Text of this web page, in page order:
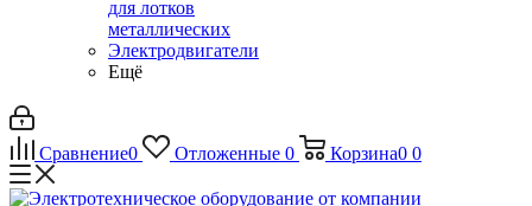
для лотков
металлических
Электродвигатели
Ещё
Сравнение0 Отложенные 0 Корзина0 0